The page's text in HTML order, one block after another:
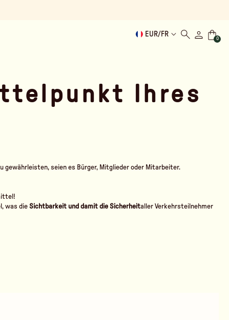
EUR/ FR
0
Ihres
gewährleisten, seien es Bürger, Mitglieder oder Mitarbeiter.
was die Sichtbarkeit und damit die Sicherheitaller Verkehrsteilnehmer